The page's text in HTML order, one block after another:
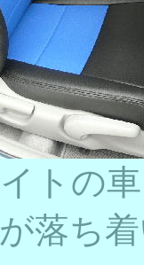
トの
落ち